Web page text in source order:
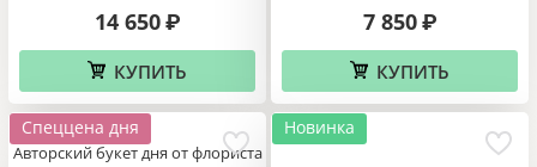
14 650 ₽
КУПИТЬ
7 850 ₽
КУПИТЬ
Спеццена дня
Авторский букет дня от флориста
Новинка